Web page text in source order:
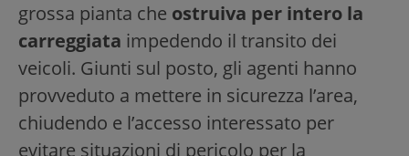
grossa pianta che ostruiva per intero la
carreggiata impedendo il transito dei
veicoli. Giunti sul posto, gli agenti hanno
provveduto a mettere in sicurezza l’area,
chiudendo e l’accesso interessato per
evitare situazioni di pericolo per la